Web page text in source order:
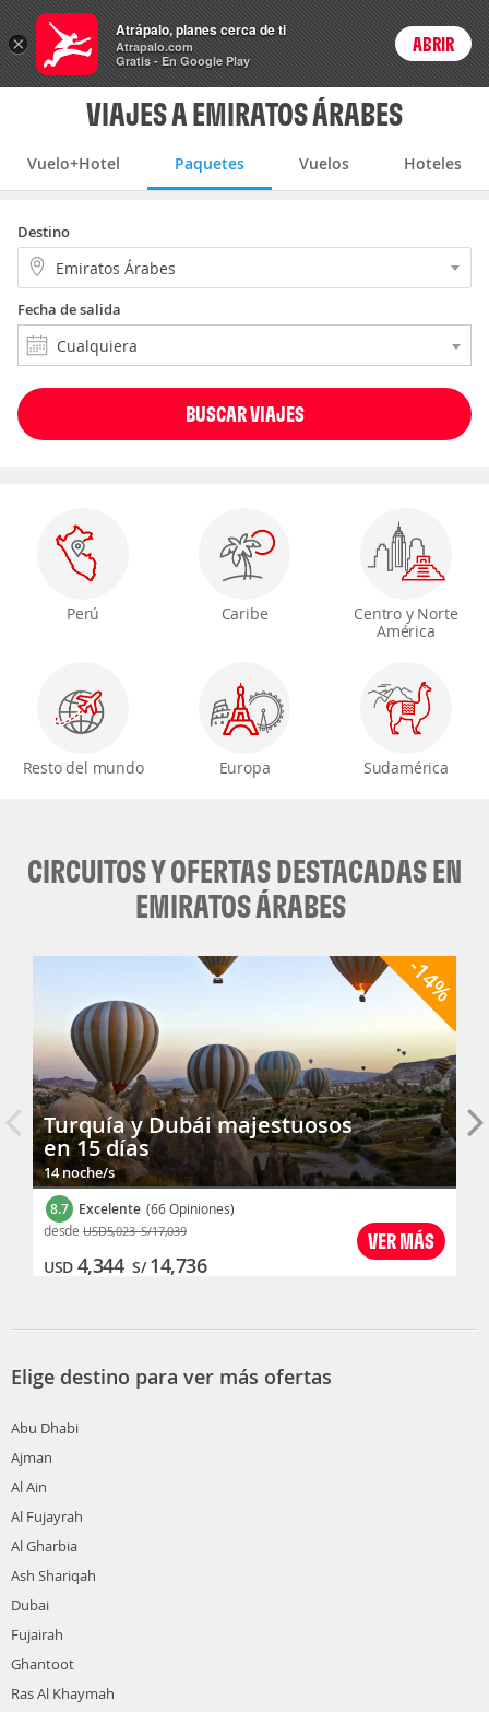
Vuelo+Hotel Login
VIAJES A EMIRATOS ÁRABES
Vuelo+Hotel Paquetes Vuelos Hoteles
Destino
Emiratos Árabes
Fecha de salida
Cualquiera
BUSCAR VIAJES
Perú Caribe
Centro y Norte
América
Resto del mundo Europa Sudamérica
CIRCUITOS Y OFERTAS DESTACADAS EN
EMIRATOS ÁRABES
Turquía y Dubái majestuosos
en 15 días
14 noche/s
8.7 Excelente (66 Opiniones)
VER MÁS
desde USD5,023 S/17,039
USD 4,344 S/ 14,736
-14%
Elige destino para ver más ofertas
Abu Dhabi
Ajman
Al Ain
Al Fujayrah
Al Gharbia
Ash Shariqah
Dubai
Fujairah
Ghantoot
Ras Al Khaymah
×
Atrápalo, planes cerca de ti
Atrapalo.com
Gratis - En Google Play
ABRIR